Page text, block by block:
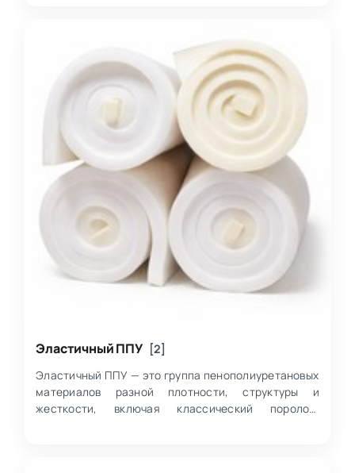
Эластичный ППУ [2]
Эластичный ППУ — это группа пенополиуретановых
материалов разной плотности, структуры и
жесткости, включая классический поролон,